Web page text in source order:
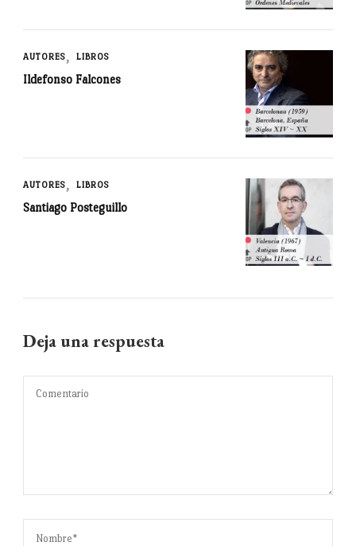
AUTORES LIBROS
Ildefonso Falcones
AUTORES LIBROS
Santiago Posteguillo
Deja una respuesta